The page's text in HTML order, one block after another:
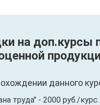
на доп.курсы
данного
труда" - 2000 руб./курс.